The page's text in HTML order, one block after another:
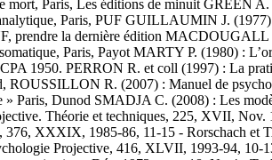
Paris, Les éditions de minuit GREEN
Paris, PUF GUILLAUMIN J.
prendre la dernière édition
Paris, Payot MARTY P. (1980) :
1950. PERRON R. et coll (1997) : La
ROUSSILLON R. (2007) : Manuel de
» Paris, Dunod SMADJA C. (2008) : Les
Théorie et techniques, 225, XVII,
XXXIX, 1985-86, 11-15 - Rorschach et
Projective, 416, XLVII, 1993-94, 10-